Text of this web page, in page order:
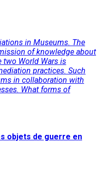
in Museums. The
of knowledge about
two World Wars is
practices. Such
in collaboration with
What forms of
objets de guerre en